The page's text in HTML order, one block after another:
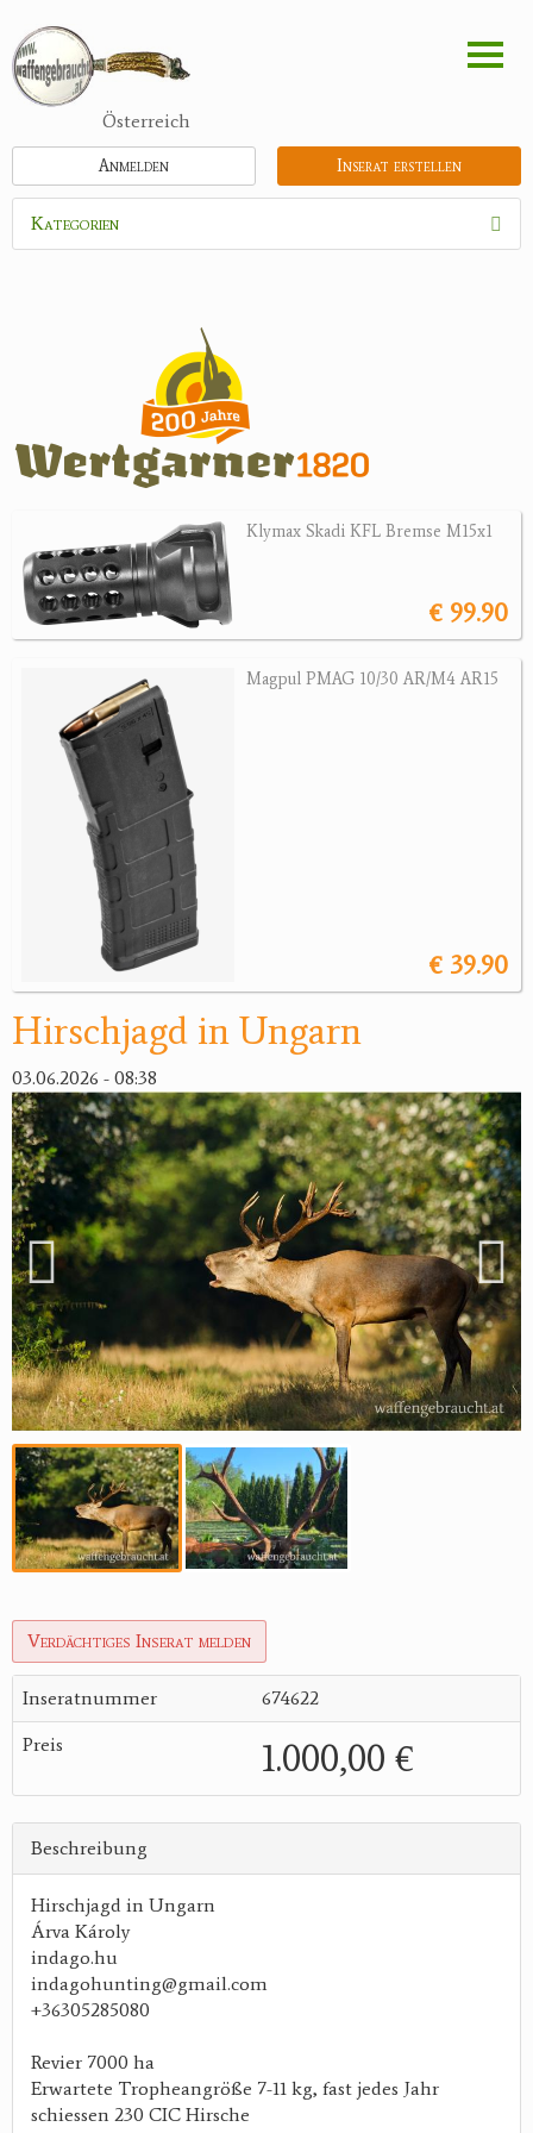
zum
Inhalt
Österreich
Inserat erstellen
Anmelden
Kategorien
Zubehör
Jagdreviere
Geschenke
Reviereinrichtungen
Klymax Skadi KFL Bremse M15x1
€ 99.90
Magpul PMAG 10/30 AR/M4 AR15
€ 39.90
Hirschjagd in Ungarn
03.06.2026 - 08:38
Verdächtiges Inserat melden
Inseratnummer 674622
Preis 1.000,00 €
Beschreibung
Hirschjagd in Ungarn
Árva Károly
indago.hu
indagohunting@gmail.com
+36305285080
Revier 7000 ha
Erwartete Tropheangröße 7-11 kg, fast jedes Jahr
schiessen 230 CIC Hirsche